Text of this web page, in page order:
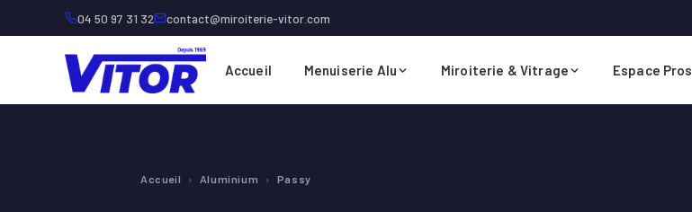
04 50 97 31 32 contact@miroiterie-vitor.com
Accueil Menuiserie Alu Miroiterie & Vitrage Espace Pros
Accueil › Aluminium › Passy